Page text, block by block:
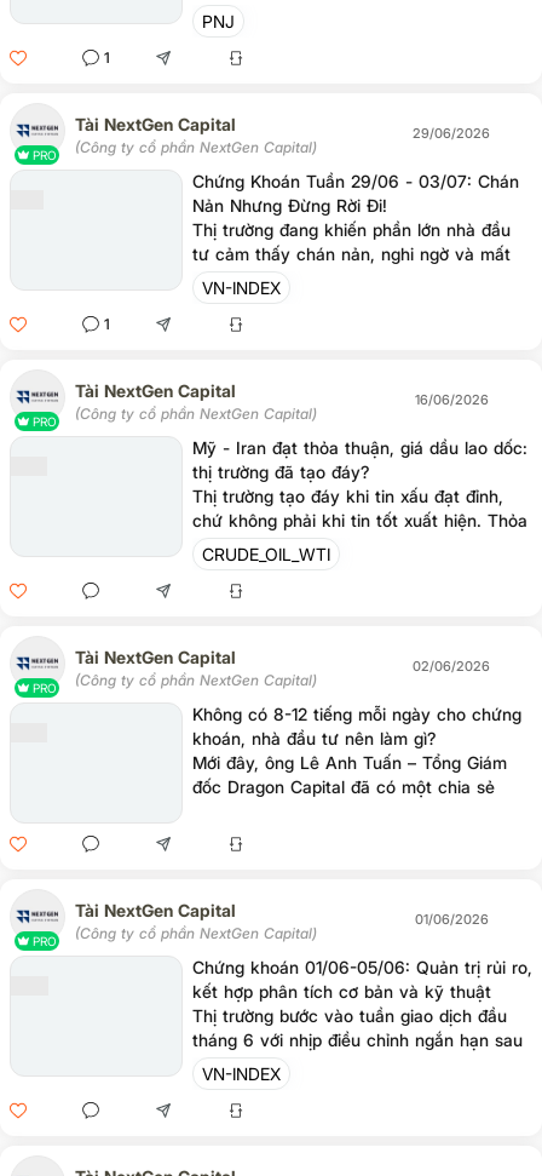
điểm phù hợp để giải ngân dòng tiền mới
vào cổ phiếu PNJ, bất chấp việc cổ phiếu
đã giảm rất mạnh trong thời gian gần đây.
PNJ
1
PRO
Tài NextGen Capital
(Công ty cổ phần NextGen Capital)
29/06/2026
Chứng Khoán Tuần 29/06 - 03/07: Chán
Nản Nhưng Đừng Rời Đi!
Thị trường đang khiến phần lớn nhà đầu
tư cảm thấy chán nản, nghi ngờ và mất
kiên nhẫn. Nhưng chính những giai đoạn
như vậy lại thường là thời điểm tạo nên
những cơ hội đầu tư lớn nhất.
VN-INDEX
1
PRO
Tài NextGen Capital
(Công ty cổ phần NextGen Capital)
16/06/2026
Mỹ - Iran đạt thỏa thuận, giá dầu lao dốc:
thị trường đã tạo đáy?
Thị trường tạo đáy khi tin xấu đạt đỉnh,
chứ không phải khi tin tốt xuất hiện. Thỏa
thuận Mỹ - Iran và cú giảm mạnh của giá
dầu có phải là dấu hiệu cho thấy những
điều tồi tệ nhất đã ở phía sau? Trong
CRUDE_OIL_WTI
PRO
Tài NextGen Capital
(Công ty cổ phần NextGen Capital)
02/06/2026
Không có 8-12 tiếng mỗi ngày cho chứng
khoán, nhà đầu tư nên làm gì?
Mới đây, ông Lê Anh Tuấn – Tổng Giám
đốc Dragon Capital đã có một chia sẻ
mỗi ngày để nghiên cứu thị trường, nhà
bình luận).
PRO
Tài NextGen Capital
(Công ty cổ phần NextGen Capital)
01/06/2026
Chứng khoán 01/06-05/06: Quản trị rủi ro,
kết hợp phân tích cơ bản và kỹ thuật
Thị trường bước vào tuần giao dịch đầu
tháng 6 với nhịp điều chỉnh ngắn hạn sau
khi "hụt hơi" từ đỉnh lịch sử. Thanh khoản
cạn kiệt cùng áp lực bán ròng miệt mài từ
khối ngoại đòi hỏi nhà đầu tư phải đặt bài
VN-INDEX